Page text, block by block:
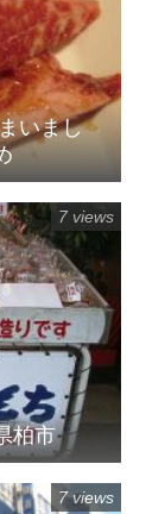
いまし
柏市
7 views
7 views